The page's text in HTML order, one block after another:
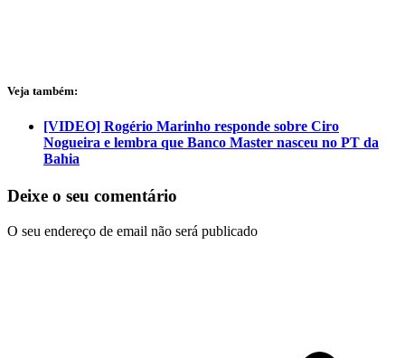
Veja também:
[VIDEO] Rogério Marinho responde sobre Ciro
Nogueira e lembra que Banco Master nasceu no PT da
Bahia
Deixe o seu comentário
O seu endereço de email não será publicado